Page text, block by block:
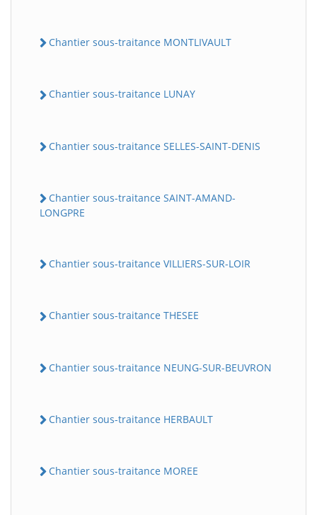
Chantier sous-traitance MONTLIVAULT
Chantier sous-traitance LUNAY
Chantier sous-traitance SELLES-SAINT-DENIS
Chantier sous-traitance SAINT-AMAND-
LONGPRE
Chantier sous-traitance VILLIERS-SUR-LOIR
Chantier sous-traitance THESEE
Chantier sous-traitance NEUNG-SUR-BEUVRON
Chantier sous-traitance HERBAULT
Chantier sous-traitance MOREE